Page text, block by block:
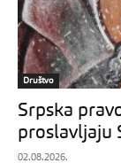
Društvo
Srpska
proslavljaju
02.08.2026.